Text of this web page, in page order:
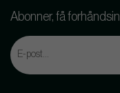
Abonner, få